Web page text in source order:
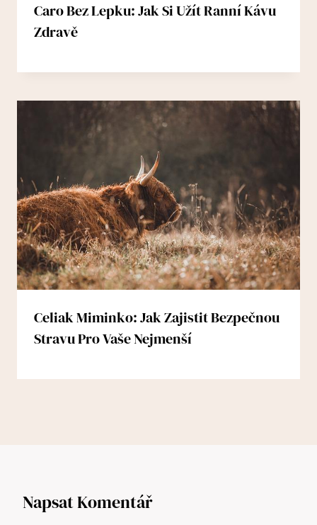
Caro Bez Lepku: Jak Si Užít Ranní Kávu
Zdravě
Celiak Miminko: Jak Zajistit Bezpečnou
Stravu Pro Vaše Nejmenší
Napsat Komentář